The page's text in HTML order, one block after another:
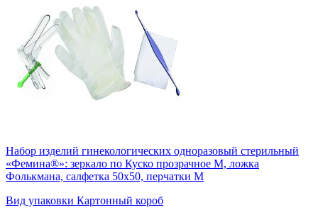
Набор изделий гинекологических одноразовый стерильный
«Фемина®»: зеркало по Куско прозрачное M, ложка
Фолькмана, салфетка 50х50, перчатки М
Вид упаковки Картонный короб